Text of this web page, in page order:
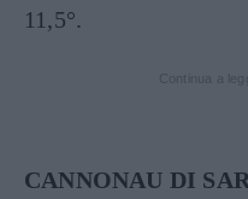
11,5°.
CANNONAU DI